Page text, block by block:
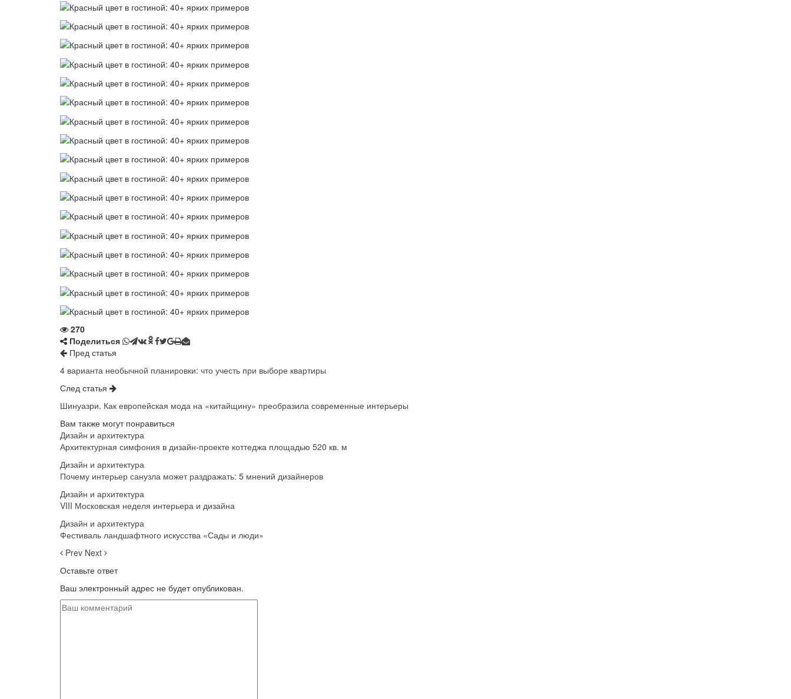
270
Поделиться
Пред статья
4 варианта необычной планировки: что учесть при выборе квартиры
След статья
Шинуазри. Как европейская мода на «китайщину» преобразила современные интерьеры
Вам также могут понравиться
Дизайн и архитектура
Архитектурная симфония в дизайн-проекте коттеджа площадью 520 кв. м
Дизайн и архитектура
Почему интерьер санузла может раздражать: 5 мнений дизайнеров
Дизайн и архитектура
VIII Московская неделя интерьера и дизайна
Дизайн и архитектура
Фестиваль ландшафтного искусства «Сады и люди»
Prev Next
Оставьте ответ
Ваш электронный адрес не будет опубликован.